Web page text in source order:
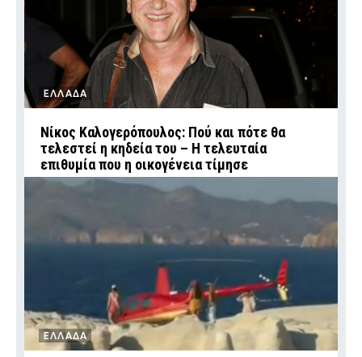
ΕΛΛΑΔΑ
Νίκος Καλογερόπουλος: Πού και πότε θα
τελεστεί η κηδεία του – Η τελευταία
επιθυμία που η οικογένεια τίμησε
ΕΛΛΑΔΑ